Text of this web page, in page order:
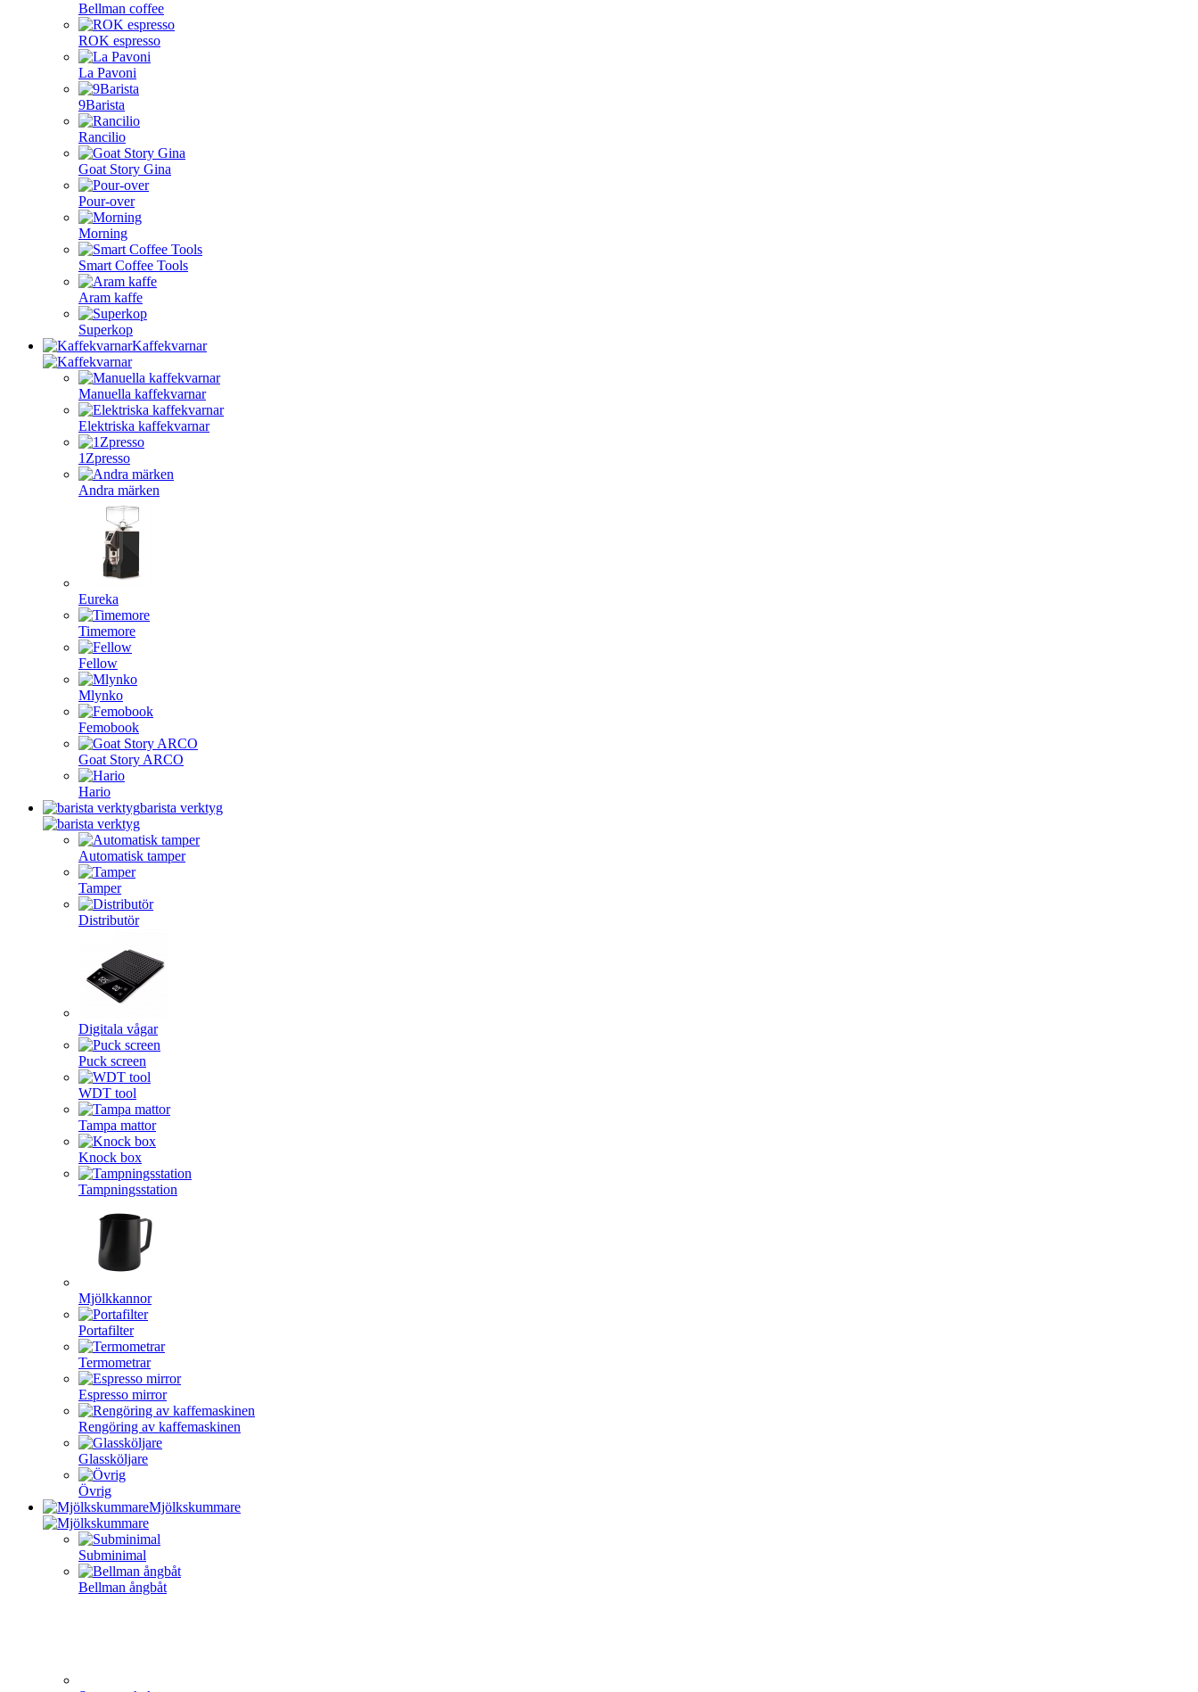
Bellman coffee
ROK espresso
La Pavoni
9Barista
Rancilio
Goat Story Gina
Pour-over
Morning
Smart Coffee Tools
Aram kaffe
Superkop
Kaffekvarnar
Manuella kaffekvarnar
Elektriska kaffekvarnar
1Zpresso
Andra märken
Eureka
Timemore
Fellow
Mlynko
Femobook
Goat Story ARCO
Hario
barista verktyg
Automatisk tamper
Tamper
Distributör
Digitala vågar
Puck screen
WDT tool
Tampa mattor
Knock box
Tampningsstation
Mjölkkannor
Portafilter
Termometrar
Espresso mirror
Rengöring av kaffemaskinen
Glassköljare
Övrig
Mjölkskummare
Subminimal
Bellman ångbåt